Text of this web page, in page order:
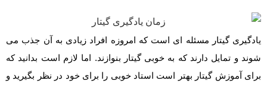
یادگیری گیتار مسئله ای است که امروزه افراد زیادی به آن جذب می
شوند و تمایل دارند که به خوبی گیتار بنوازند. اما لازم است بدانید که
برای آموزش گیتار بهتر است استاد خوبی را برای خود در نظر بگیرید و